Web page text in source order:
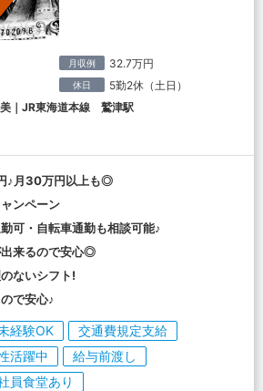
月収例 32.7万円
休日 5勤2休（土日）
｜JR東海道本線 鷲津駅
♪月30万円以上も◎
ンペーン
可・自転車通勤も相談可能♪
来るので安心◎
ないシフト!
で安心♪
経験OK
交通費規定支給
活躍中
給与前渡し
員食堂あり